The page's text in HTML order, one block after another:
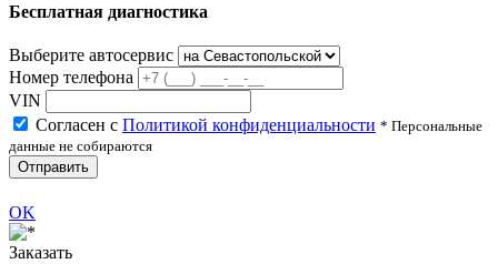
Бесплатная диагностика
Выберите автосервис
Номер телефона
VIN
Согласен с Политикой конфиденциальности * Персональные
данные не собираются
Отправить
OK
Заказать